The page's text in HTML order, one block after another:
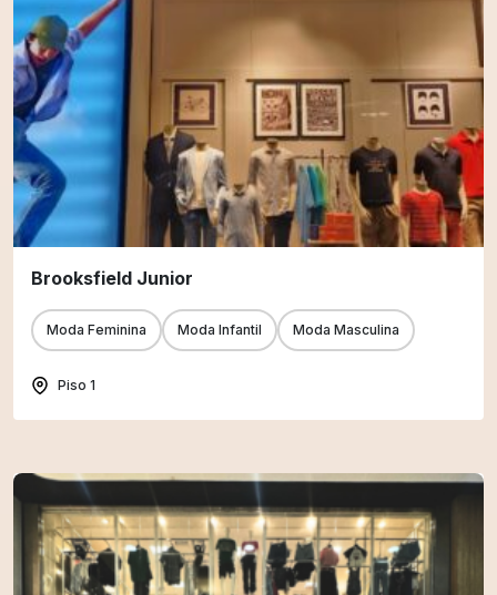
Brooksfield Junior
Moda Feminina Moda Infantil Moda Masculina
Piso 1